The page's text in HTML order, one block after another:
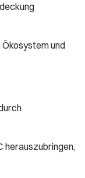
und
herauszubringen,